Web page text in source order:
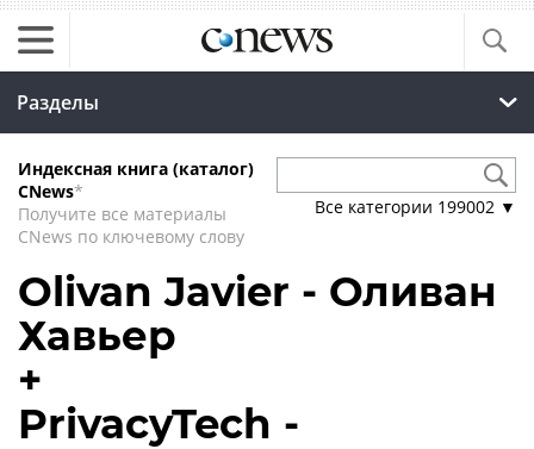
Разделы
Индексная книга (каталог)
CNews*
Получите все материалы
CNews по ключевому слову
Все категории 199002 ▼
Olivan Javier - Оливан
Хавьер
+
PrivacyTech -